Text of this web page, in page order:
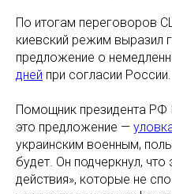
По итогам переговоров
киевский режим выразил
предложение о
дней при согласии России.
Помощник президента РФ
это предложение —
украинским военным,
будет. Он подчеркнул,
действия», которые не